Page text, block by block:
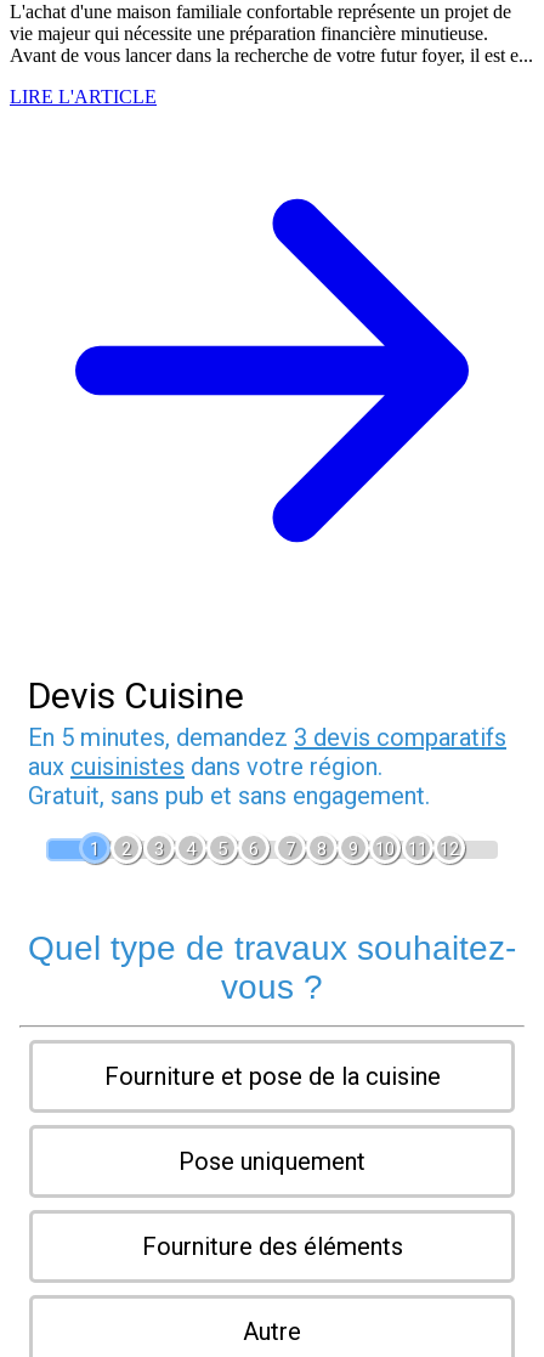
L'achat d'une maison familiale confortable représente un projet de
vie majeur qui nécessite une préparation financière minutieuse.
Avant de vous lancer dans la recherche de votre futur foyer, il est e...
LIRE L'ARTICLE
Devis Cuisine
En 5 minutes, demandez 3 devis comparatifs
aux cuisinistes dans votre région.
Gratuit, sans pub et sans engagement.
1 2 3 4 5 6 7 8 9 10 11 12
Quel type de travaux souhaitez-
vous ?
Fourniture et pose de la cuisine
Pose uniquement
Fourniture des éléments
Autre